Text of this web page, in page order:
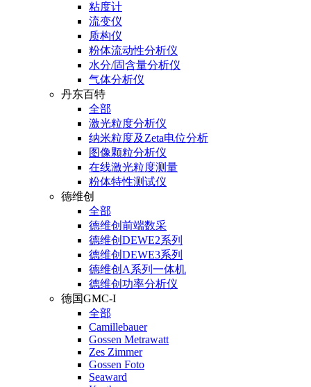
粘度计
流变仪
质构仪
粉体流动性分析仪
水分/固含量分析仪
气体分析仪
丹东百特
全部
激光粒度分析仪
纳米粒度及Zeta电位分析
图像颗粒分析仪
在线激光粒度测量
粉体特性测试仪
德维创
全部
德维创前端数采
德维创DEWE2系列
德维创DEWE3系列
德维创A系列一体机
德维创功率分析仪
德国GMC-I
全部
Camillebauer
Gossen Metrawatt
Zes Zimmer
Gossen Foto
Seaward